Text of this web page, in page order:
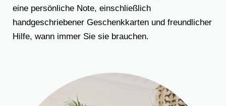
eine persönliche Note, einschließlich
handgeschriebener Geschenkkarten und freundlicher
Hilfe, wann immer Sie sie brauchen.